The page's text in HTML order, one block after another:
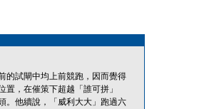
的試閘中均上前競跑，因而覺得
，在催策下超越「誰可拼」
。他續說，「威利大大」跑過六